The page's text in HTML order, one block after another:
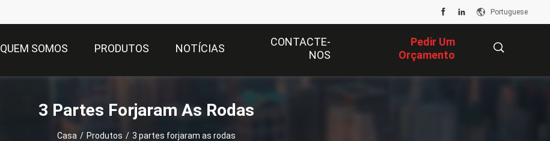
Portuguese
QUEM SOMOS PRODUTOS NOTÍCIAS
CONTACTE-
NOS
Pedir Um
Orçamento
3 Partes Forjaram As Rodas
Casa / Produtos / 3 partes forjaram as rodas